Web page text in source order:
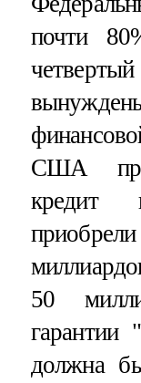
почти
США
кредит
50
гарантии
должна